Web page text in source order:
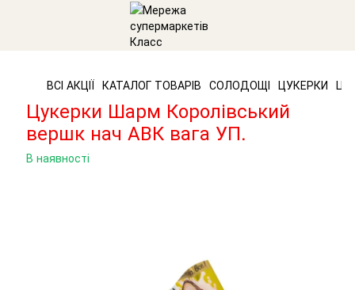
ВСІ АКЦІЇ КАТАЛОГ ТОВАРІВ СОЛОДОЩІ ЦУКЕРКИ
Цукерки Шарм Королівський
вершк нач АВК вага УП.
В наявності